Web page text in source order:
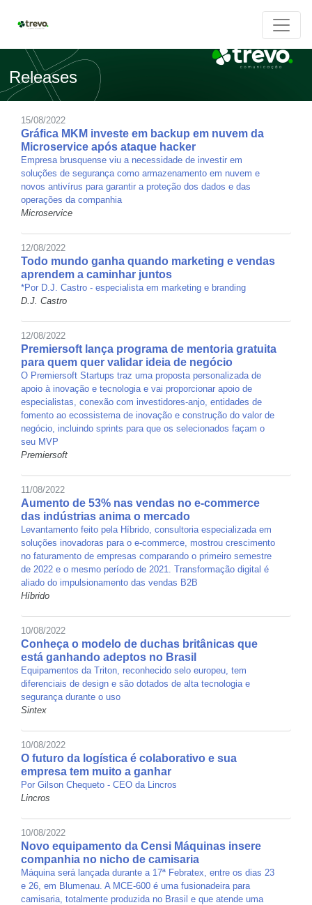
Releases
15/08/2022
Gráfica MKM investe em backup em nuvem da
Microservice após ataque hacker
Empresa brusquense viu a necessidade de investir em
soluções de segurança como armazenamento em nuvem e
novos antivírus para garantir a proteção dos dados e das
operações da companhia
Microservice
12/08/2022
Todo mundo ganha quando marketing e vendas
aprendem a caminhar juntos
*Por D.J. Castro - especialista em marketing e branding
D.J. Castro
12/08/2022
Premiersoft lança programa de mentoria gratuita
para quem quer validar ideia de negócio
O Premiersoft Startups traz uma proposta personalizada de
apoio à inovação e tecnologia e vai proporcionar apoio de
especialistas, conexão com investidores-anjo, entidades de
fomento ao ecossistema de inovação e construção do valor de
negócio, incluindo sprints para que os selecionados façam o
seu MVP
Premiersoft
11/08/2022
Aumento de 53% nas vendas no e-commerce
das indústrias anima o mercado
Levantamento feito pela Híbrido, consultoria especializada em
soluções inovadoras para o e-commerce, mostrou crescimento
no faturamento de empresas comparando o primeiro semestre
de 2022 e o mesmo período de 2021. Transformação digital é
aliado do impulsionamento das vendas B2B
Híbrido
10/08/2022
Conheça o modelo de duchas britânicas que
está ganhando adeptos no Brasil
Equipamentos da Triton, reconhecido selo europeu, tem
diferenciais de design e são dotados de alta tecnologia e
segurança durante o uso
Sintex
10/08/2022
O futuro da logística é colaborativo e sua
empresa tem muito a ganhar
Por Gilson Chequeto - CEO da Lincros
Lincros
10/08/2022
Novo equipamento da Censi Máquinas insere
companhia no nicho de camisaria
Máquina será lançada durante a 17ª Febratex, entre os dias 23
e 26, em Blumenau. A MCE-600 é uma fusionadeira para
camisaria, totalmente produzida no Brasil e que atende uma